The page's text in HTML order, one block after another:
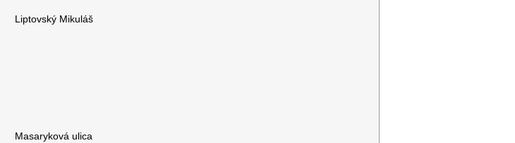
Liptovský Mikuláš
Masaryková ulica